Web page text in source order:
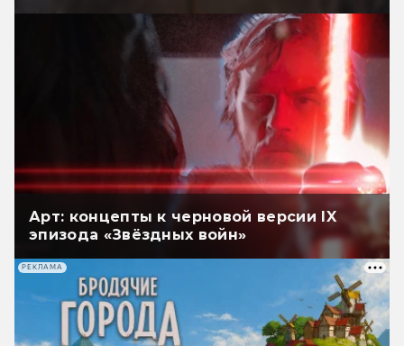
Арт: концепты к черновой версии IX
эпизода «Звёздных войн»
РЕКЛАМА